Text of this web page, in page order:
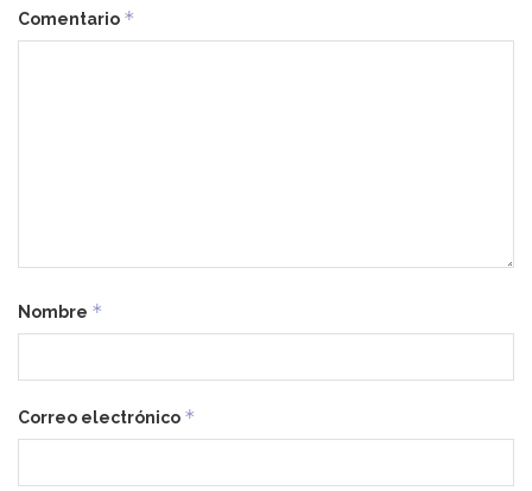
Comentario *
Nombre *
Correo electrónico *